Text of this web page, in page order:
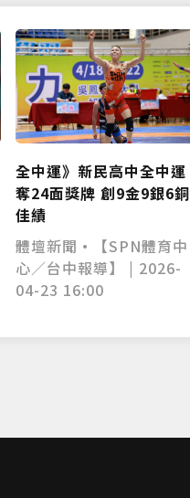
全中運》新民高中全中運
奪24面獎牌 創9金9銀6銅
佳績
體壇新聞•【SPN體育中
心／台中報導】 | 2026-
04-23 16:00